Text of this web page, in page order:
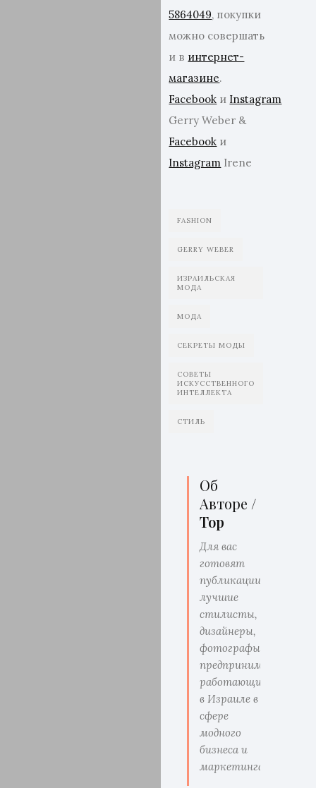
5864049, покупки
можно совершать
и в интернет-
магазине.
Facebook и Instagram
Gerry Weber &
Facebook и
Instagram Irene
FASHION
GERRY WEBER
ИЗРАИЛЬСКАЯ
МОДА
МОДА
СЕКРЕТЫ МОДЫ
СОВЕТЫ
ИСКУССТВЕННОГО
ИНТЕЛЛЕКТА
СТИЛЬ
Об
Авторе /
Top
Для вас
готовят
публикации
лучшие
стилисты,
дизайнеры,
фотографы,
предприниматели
работающие
в Израиле в
сфере
модного
бизнеса и
маркетинга.